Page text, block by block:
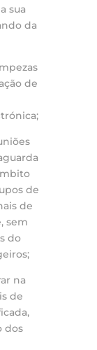
sua
da
de
de
de
sem
do
na
de
dos